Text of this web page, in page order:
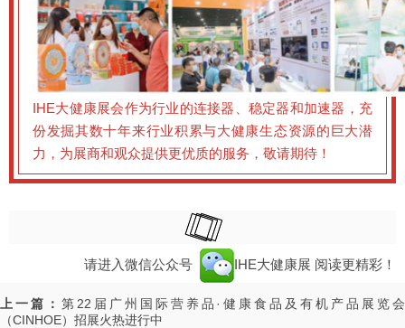
IHE大健康展会作为行业的连接器、稳定器和加速器，充
份发掘其数十年来行业积累与大健康生态资源的巨大潜
力，为展商和观众提供更优质的服务，敬请期待！
请进入微信公众号 IHE大健康展 阅读更精彩！
上一篇： 第22届广州国际营养品·健康食品及有机产品展览会
（CINHOE）招展火热进行中